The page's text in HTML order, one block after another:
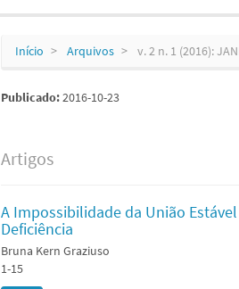
Início Arquivos v. 2 n. 1 (2016):
Publicado:2016-10-23
Artigos
A Impossibilidade da União
Deficiência
Bruna Kern Graziuso
1-15